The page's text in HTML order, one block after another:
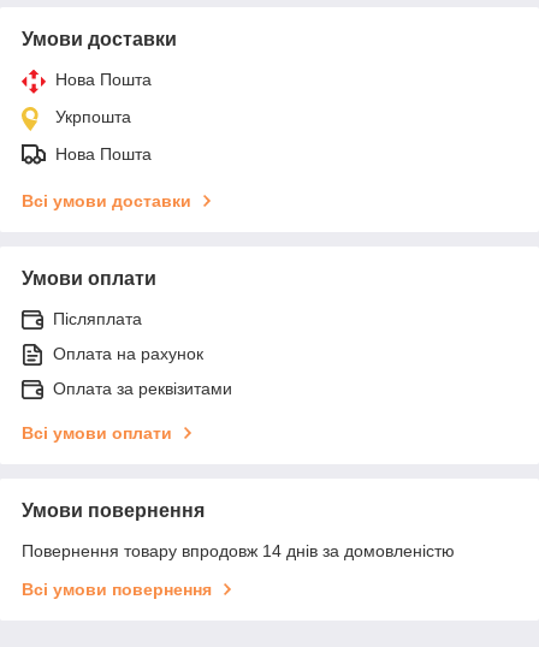
Умови доставки
Нова Пошта
Укрпошта
Нова Пошта
Всі умови доставки
Умови оплати
Післяплата
Оплата на рахунок
Оплата за реквізитами
Всі умови оплати
Умови повернення
Повернення товару впродовж 14 днів за домовленістю
Всі умови повернення